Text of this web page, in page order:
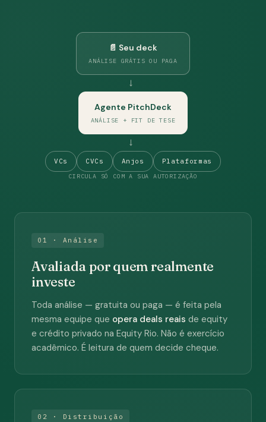
📄 Seu deck
ANÁLISE GRÁTIS OU PAGA
→
Agente PitchDeck
ANÁLISE + FIT DE TESE
→
VCs CVCs Anjos Plataformas
CIRCULA SÓ COM A SUA AUTORIZAÇÃO
01 · Análise
Avaliada por quem realmente
investe
Toda análise — gratuita ou paga — é feita pela
mesma equipe que opera deals reais de equity
e crédito privado na Equity Rio. Não é exercício
acadêmico. É leitura de quem decide cheque.
02 · Distribuição